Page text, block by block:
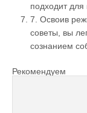
подходит для
7. Освоив
советы, вы
сознанием
Рекомендуем